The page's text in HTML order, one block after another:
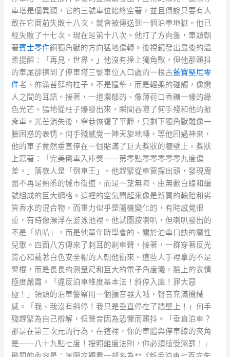
車塔是個異類，它的三號車位始終空著，並且傳說只要有人
敢在它面前失敗十八次，就會被傳送到一個泊車地獄。他已
經失敗了十七次。現在是第十八次。他打了方向盤，車頭朝
著賓士零件銅獨角獸的方向猛地偏轉。後視鏡發出最後的溫
柔提醒：「再見，世界。」他沒有撞上獨角獸，但他那顫抖
的車尾卻擦到了停車塔三號車位入口處的一根古藍寶堅尼零
件老、佈滿苔蘚的柱子。不是撞擊，而是輕柔的碰觸，像戀
人之間的耳語。接著，一道濃郁的、像薄荷口香糖一樣的綠
色光芒。猛地從柱子爆發出來，瞬間吞噬了何手殘和他的掀
背車。光芒消失後，窄巷恢復了平靜，只剩下獨角獸雕像一
臉困惑的表情。何手殘感覺一陣天旋地轉，等他回過神來，
他的車子竟然垂直停在一個貼滿了巨大獎狀的牆壁上。獎狀
上寫著：「完美倒車入庫獎——第零點零零零零零九度偏
差。」落款人是「倒車王」。他趕緊從車窗探出頭，發現周
圍不再是熟悉的城市街道，而是一望無際、由無數白線和編
號組成的巨大網格。這裡的空氣聞起來像是新買的輪胎和劣
質香水的混合物，而重力似乎是隨機變化的，有時感覺很
重，有時像漂浮在游泳池裡。他試圖按喇叭，但喇叭發出的
不是「叭叭」，而是他童年時學會的、關於泊車口訣的魔性
兒歌。四面八方傳來了刺耳的剎車聲，接著，一群穿著反光
背心和戴著白色安全帽的人朝他衝來。這些人手裡拿的不是
警棍，而是長長的測量尺和巨大的電子角度儀，臉上的表情
極度嚴肅。「違反泊車維度基本法！斜停入庫！罪大惡
極！」領頭的泊車警察用一個擴音器大喊，聲音充滿機械
感。「我、我沒有斜停！我只是垂直停在了牆壁上！」何手
殘趕緊為自己辯解，但聲音因為恐懼而顫抖。「垂直泊車？
那是在第三次元的行為，在這裡，你的車體與停車線的夾角
是——八十九點七度！按照維度法則，你必須接受懲罰！」